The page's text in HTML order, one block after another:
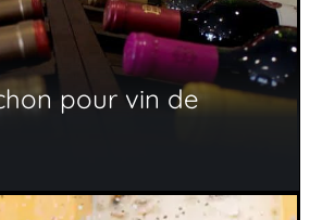
pour vin de